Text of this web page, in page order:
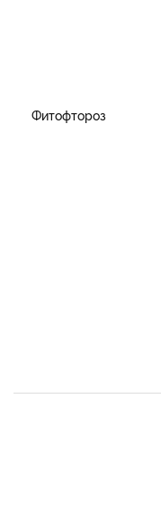
Фитофтороз